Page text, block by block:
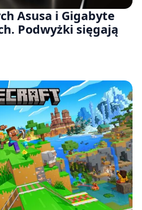
Asusa i Gigabyte
Podwyżki sięgają